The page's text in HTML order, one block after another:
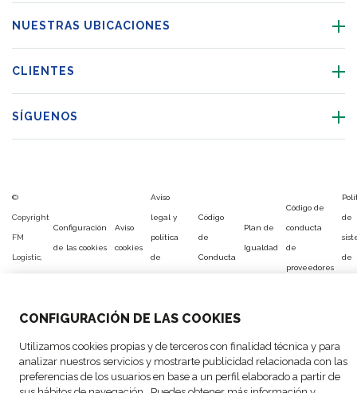
CONFIGURACIÓN DE LAS COOKIES
Utilizamos cookies propias y de terceros con finalidad técnica y para
analizar nuestros servicios y mostrarte publicidad relacionada con las
preferencias de los usuarios en base a un perfil elaborado a partir de
NUESTRAS UBICACIONES
CLIENTES
SÍGUENOS
©
Copyright
FM
Logistic,
Configuración
de las cookies
Aviso
cookies
Aviso
legal y
política
de
Código
de
Conducta
Plan de
Igualdad
Código de
conducta
de
proveedores
de
de